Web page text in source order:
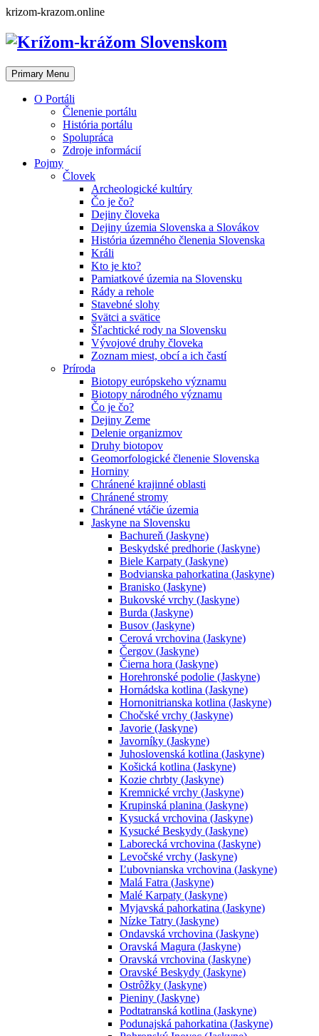
Skip
content
krizom-krazom.online
Primary Menu
O Portáli
Členenie portálu
História portálu
Spolupráca
Zdroje informácií
Pojmy
Človek
Archeologické kultúry
Čo je čo?
Dejiny človeka
Dejiny územia Slovenska a Slovákov
História územného členenia Slovenska
Králi
Kto je kto?
Pamiatkové územia na Slovensku
Rády a rehole
Stavebné slohy
Svätci a svätice
Šľachtické rody na Slovensku
Vývojové druhy človeka
Zoznam miest, obcí a ich častí
Príroda
Biotopy európskeho významu
Biotopy národného významu
Čo je čo?
Dejiny Zeme
Delenie organizmov
Druhy biotopov
Geomorfologické členenie Slovenska
Horniny
Chránené krajinné oblasti
Chránené stromy
Chránené vtáčie územia
Jaskyne na Slovensku
Bachureň (Jaskyne)
Beskydské predhorie (Jaskyne)
Biele Karpaty (Jaskyne)
Bodvianska pahorkatina (Jaskyne)
Branisko (Jaskyne)
Bukovské vrchy (Jaskyne)
Burda (Jaskyne)
Busov (Jaskyne)
Cerová vrchovina (Jaskyne)
Čergov (Jaskyne)
Čierna hora (Jaskyne)
Horehronské podolie (Jaskyne)
Hornádska kotlina (Jaskyne)
Hornonitrianska kotlina (Jaskyne)
Chočské vrchy (Jaskyne)
Javorie (Jaskyne)
Javorníky (Jaskyne)
Juhoslovenská kotlina (Jaskyne)
Košická kotlina (Jaskyne)
Kozie chrbty (Jaskyne)
Kremnické vrchy (Jaskyne)
Krupinská planina (Jaskyne)
Kysucká vrchovina (Jaskyne)
Kysucké Beskydy (Jaskyne)
Laborecká vrchovina (Jaskyne)
Levočské vrchy (Jaskyne)
Ľubovnianska vrchovina (Jaskyne)
Malá Fatra (Jaskyne)
Malé Karpaty (Jaskyne)
Myjavská pahorkatina (Jaskyne)
Nízke Tatry (Jaskyne)
Ondavská vrchovina (Jaskyne)
Oravská Magura (Jaskyne)
Oravská vrchovina (Jaskyne)
Oravské Beskydy (Jaskyne)
Ostrôžky (Jaskyne)
Pieniny (Jaskyne)
Podtatranská kotlina (Jaskyne)
Podunajská pahorkatina (Jaskyne)